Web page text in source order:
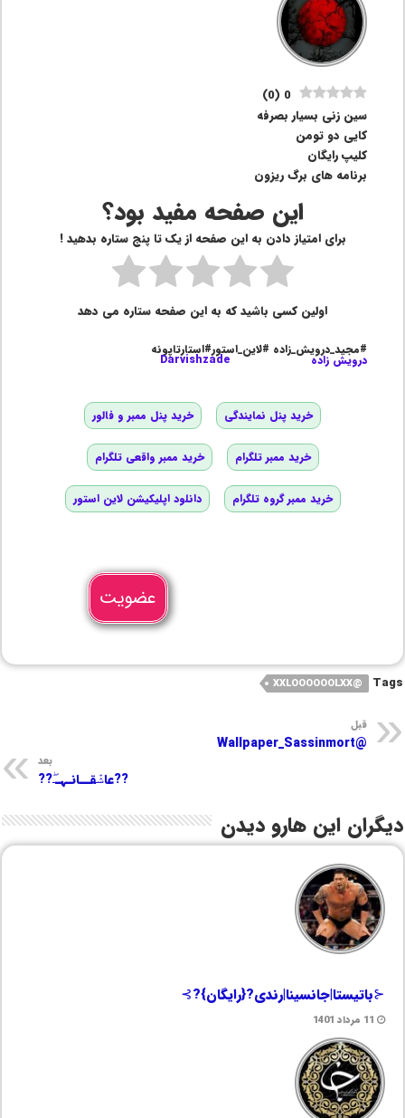
0
(
0
)
سین زنی بسیار بصرفه
کایی دو تومن
کلیپ رایگان
برنامه های برگ ریزون
این صفحه مفید بود؟
برای امتیاز دادن به این صفحه از یک تا پنج ستاره بدهید !
اولین کسی باشید که به این صفحه ستاره می دهد
#مجید_درویش_زاده #لاین_استور#استارتاپونه
درویش زاده Darvishzade
خرید پنل نمایندگی خرید پنل ممبر و فالور
خرید ممبر تلگرام خرید ممبر واقعی تلگرام
خرید ممبر گروه تلگرام دانلود اپلیکیشن لاین استور
عضویت
Tags
@XXLOOOOOOLXX
قبل
@Wallpaper_Sassinmort
بعد
??عاشٚٛقــانـہــۖ??
دیگران این هارو دیدن
⊰باتیستا|جانسینا|رندی?{رایگان}?⊱
11 مرداد 1401